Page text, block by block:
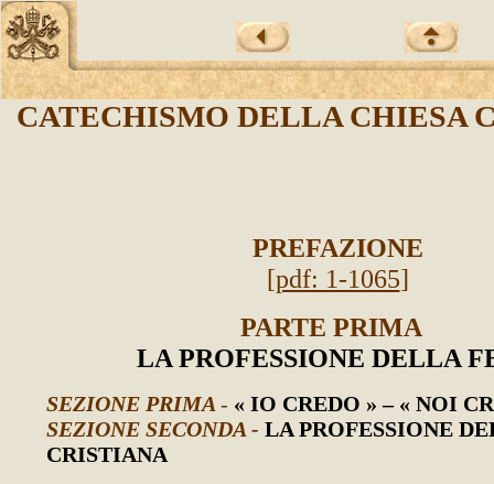
CATECHISMO DELLA CHIESA
PREFAZIONE
[pdf: 1-1065]
PARTE PRIMA
LA PROFESSIONE DELLA
SEZIONE PRIMA - « IO CREDO » – « NOI
SEZIONE SECONDA - LA PROFESSIONE
CRISTIANA